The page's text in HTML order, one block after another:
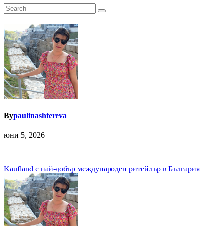
Bypaulinashtereva
юни 5, 2026
Навигация
Kaufland е най-добър международен ритейлър в България